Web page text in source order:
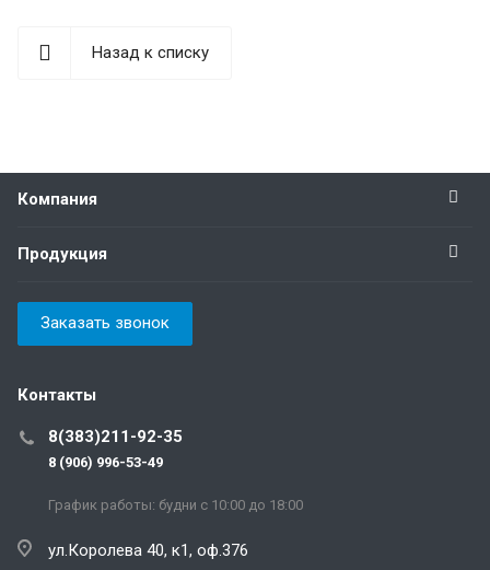
Назад к списку
Компания
Продукция
Заказать звонок
Контакты
8(383)211-92-35
8 (906) 996-53-49
График работы: будни с 10:00 до 18:00
ул.Королева 40, к1, оф.376